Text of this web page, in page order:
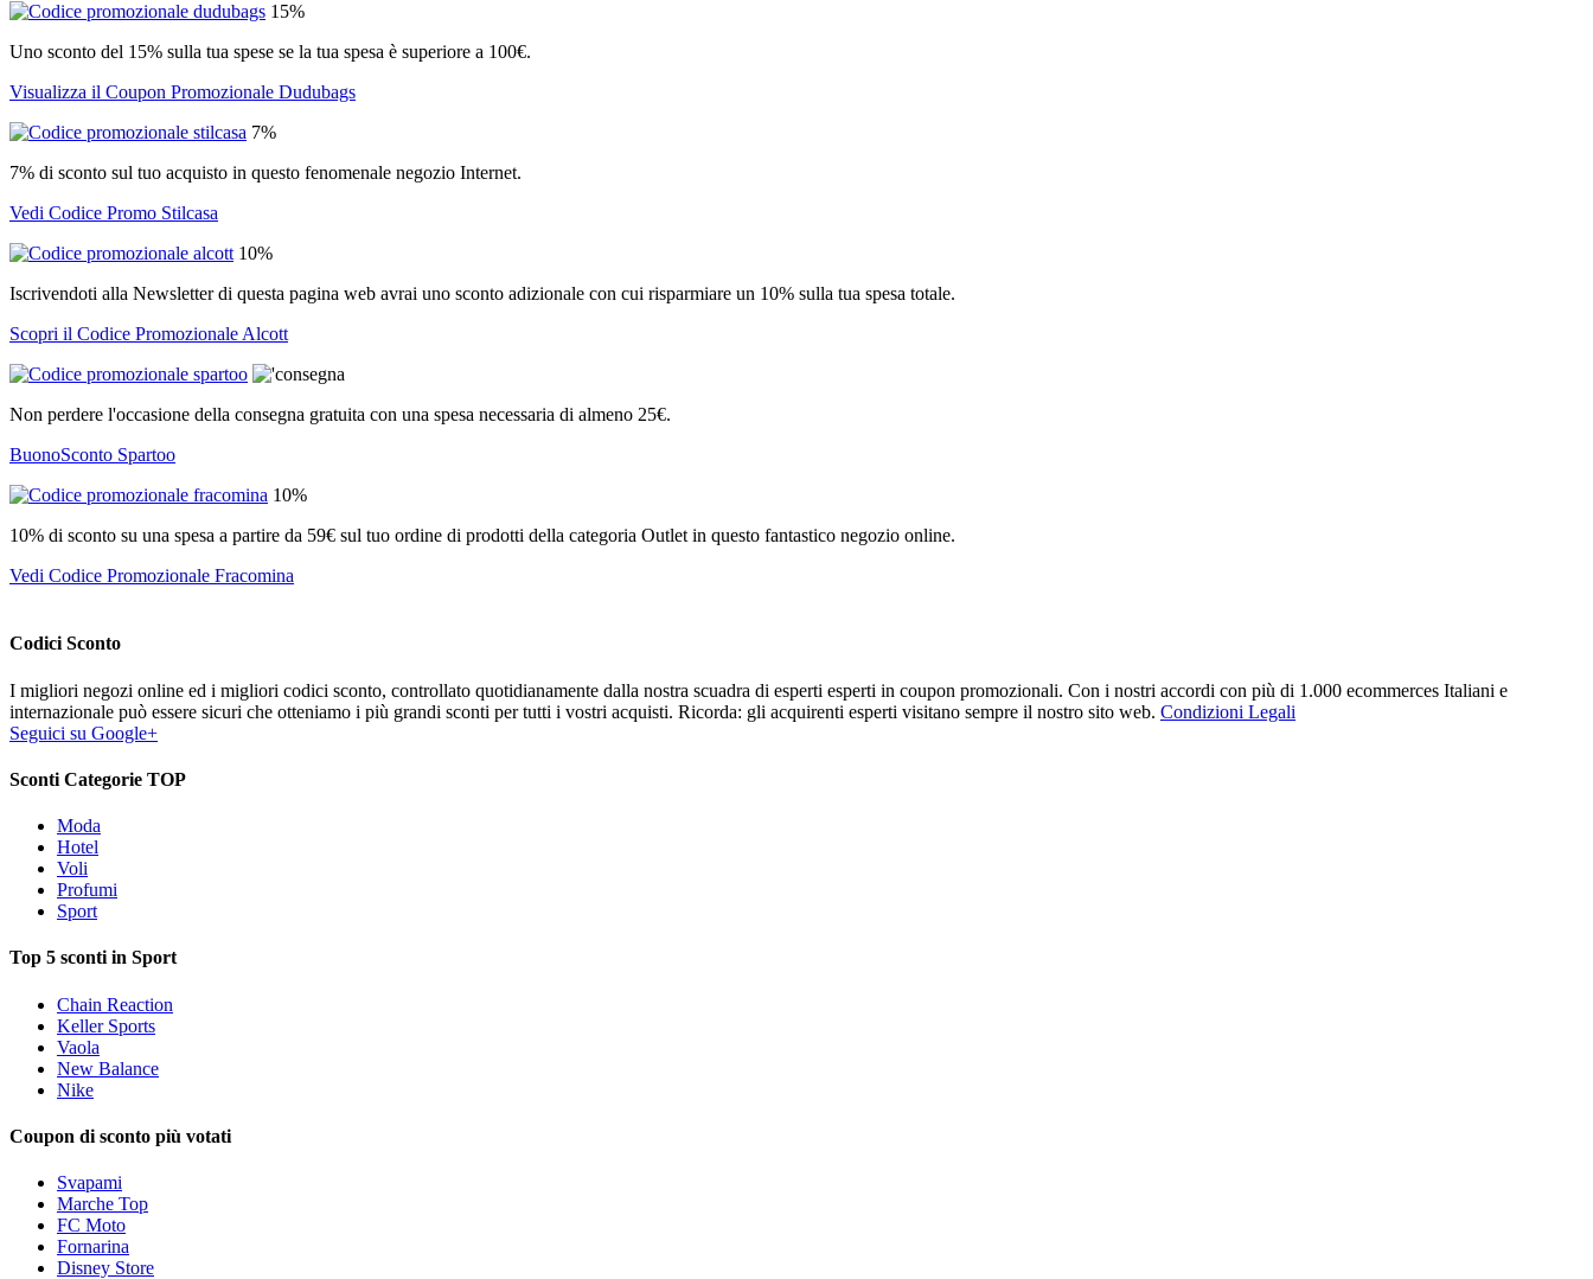
15%
Uno sconto del 15% sulla tua spese se la tua spesa è superiore a 100€.
Visualizza il Coupon Promozionale Dudubags
7%
7% di sconto sul tuo acquisto in questo fenomenale negozio Internet.
Vedi Codice Promo Stilcasa
10%
Iscrivendoti alla Newsletter di questa pagina web avrai uno sconto adizionale con cui risparmiare un 10% sulla tua spesa totale.
Scopri il Codice Promozionale Alcott
Non perdere l'occasione della consegna gratuita con una spesa necessaria di almeno 25€.
BuonoSconto Spartoo
10%
10% di sconto su una spesa a partire da 59€ sul tuo ordine di prodotti della categoria Outlet in questo fantastico negozio online.
Vedi Codice Promozionale Fracomina
Codici Sconto
I migliori negozi online ed i migliori codici sconto, controllato quotidianamente dalla nostra scuadra di esperti esperti in coupon promozionali. Con i nostri accordi con più di 1.000 ecommerces Italiani e
internazionale può essere sicuri che otteniamo i più grandi sconti per tutti i vostri acquisti. Ricorda: gli acquirenti esperti visitano sempre il nostro sito web. Condizioni Legali
Seguici su Google+
Sconti Categorie TOP
Moda
Hotel
Voli
Profumi
Sport
Top 5 sconti in Sport
Chain Reaction
Keller Sports
Vaola
New Balance
Nike
Coupon di sconto più votati
Svapami
Marche Top
FC Moto
Fornarina
Disney Store